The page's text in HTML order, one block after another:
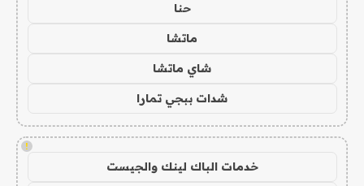
حنا
ماتشا
شاي ماتشا
شدات ببجي تمارا
!
خدمات الباك لينك والجيست